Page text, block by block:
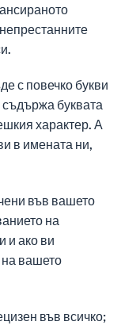
с повечко букви
съдържа буквата
характер. А
в имената ни,
във вашето
на
и ако ви
на вашето
във всичко;